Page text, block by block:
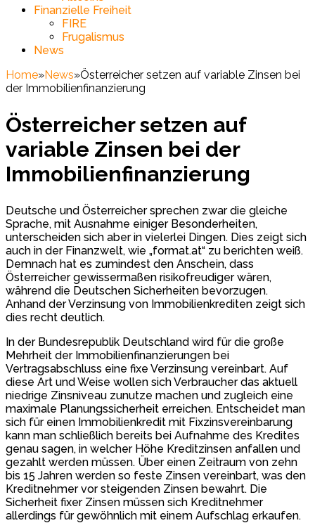
Finanzielle Freiheit
FIRE
Frugalismus
News
Home»News»Österreicher setzen auf variable Zinsen bei
der Immobilienfinanzierung
Österreicher setzen auf
variable Zinsen bei der
Immobilienfinanzierung
Deutsche und Österreicher sprechen zwar die gleiche
Sprache, mit Ausnahme einiger Besonderheiten,
unterscheiden sich aber in vielerlei Dingen. Dies zeigt sich
auch in der Finanzwelt, wie „format.at“ zu berichten weiß.
Demnach hat es zumindest den Anschein, dass
Österreicher gewissermaßen risikofreudiger wären,
während die Deutschen Sicherheiten bevorzugen.
Anhand der Verzinsung von Immobilienkrediten zeigt sich
dies recht deutlich.
In der Bundesrepublik Deutschland wird für die große
Mehrheit der Immobilienfinanzierungen bei
Vertragsabschluss eine fixe Verzinsung vereinbart. Auf
diese Art und Weise wollen sich Verbraucher das aktuell
niedrige Zinsniveau zunutze machen und zugleich eine
maximale Planungssicherheit erreichen. Entscheidet man
sich für einen Immobilienkredit mit Fixzinsvereinbarung
kann man schließlich bereits bei Aufnahme des Kredites
genau sagen, in welcher Höhe Kreditzinsen anfallen und
gezahlt werden müssen. Über einen Zeitraum von zehn
bis 15 Jahren werden so feste Zinsen vereinbart, was den
Kreditnehmer vor steigenden Zinsen bewahrt. Die
Sicherheit fixer Zinsen müssen sich Kreditnehmer
allerdings für gewöhnlich mit einem Aufschlag erkaufen.